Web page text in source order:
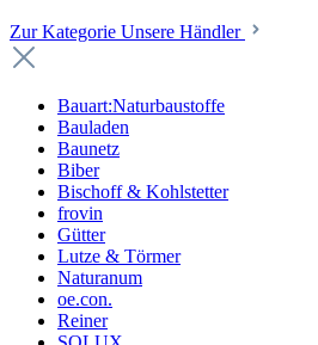
Zur Kategorie Unsere Händler
Bauart:Naturbaustoffe
Bauladen
Baunetz
Biber
Bischoff & Kohlstetter
frovin
Gütter
Lutze & Törmer
Naturanum
oe.con.
Reiner